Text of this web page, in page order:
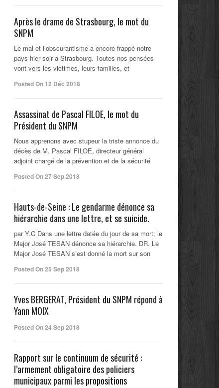
Après le drame de Strasbourg, le mot du
SNPM
Le mal et l’obscurantisme a encore frappé notre
pays hier soir a Strasbourg. Toutes nos pensées
vont vers les victimes, leurs familles, et
Posted On 12 Déc 2018
Assassinat de Pascal FILOE, le mot du
Président du SNPM
Nous apprenons avec stupeur la triste annonce du
décès de M. Pascal FILOE, directeur général
adjoint chargé de la prévention et de la sécurité
Posted On 27 Sep 2018
Hauts-de-Seine : Le gendarme dénonce sa
hiérarchie dans une lettre, et se suicide.
par Y.C Dans une lettre datée du jour de sa mort, le
Major José TESAN dénonce sa hiérarchie. DR. Le
Major José TESAN s’est donné la mort sur son
Posted On 25 Sep 2018
Yves BERGERAT, Président du SNPM répond à
Yann MOIX
Posted On 24 Sep 2018
Rapport sur le continuum de sécurité :
l’armement obligatoire des policiers
municipaux parmi les propositions